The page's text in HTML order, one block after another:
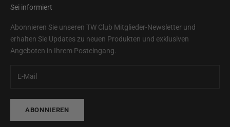
Sei informiert
Abonnieren Sie unseren TW Club Mitglieder-Newsletter und
erhalten Sie Updates zu neuen Produkten und exklusiven
Angeboten in Ihrem Posteingang.
ABONNIEREN